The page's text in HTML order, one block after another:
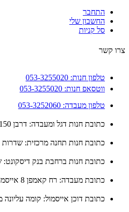
התחבר
החשבון שלי
סל קניות
קשר
טלפון חנות: 053-3255020
ווטסאפ חנות: 053-3255020
טלפון מעבדה: 053-3252060
כתובת חנות דגל ומעבדה: דרבן 150 בפנינת אילת מול מול-הים
כתובת חנות תחנה מרכזית: שדרות התמרים
כתובת חנות ברחבת בנק דיסקונט: שדרות
כתובת מעבדה: רח קאמפן 8 אייסמול איזור המלונות, אילת
כתובת דוכן אייסמול: קומה עליונה מול ChickenUSA